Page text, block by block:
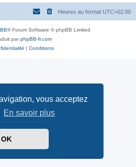
vous acceptez
En savoir plus
OK
Heures au format UTC+02:00
® Forum Software © phpBB Limited
parphpBB-fr.com
| Conditions